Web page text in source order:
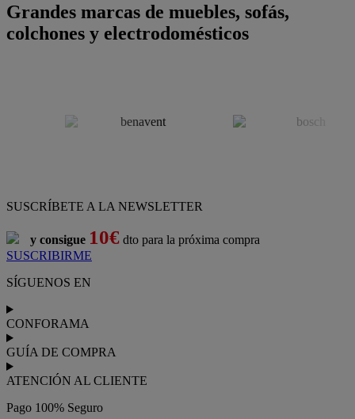
Grandes marcas de muebles, sofás,
colchones y electrodomésticos
SUSCRÍBETE A LA NEWSLETTER
y consigue 10€ dto para la próxima compra
SUSCRIBIRME
SÍGUENOS EN
CONFORAMA
GUÍA DE COMPRA
ATENCIÓN AL CLIENTE
Pago 100% Seguro